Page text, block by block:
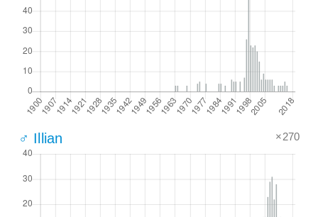
♂ Illian ×270